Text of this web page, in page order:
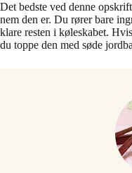
Det bedste ved denne
nem den er. Du rører bare
klare resten i køleskabet.
du toppe den med søde